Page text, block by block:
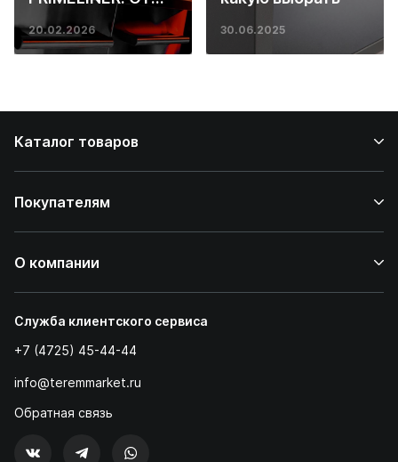
основ инженерии
до ресторанных
20.02.2026 30.06.2025
Каталог товаров
Покупателям
О компании
Служба клиентского сервиса
+7 (4725) 45-44-44
info@teremmarket.ru
Обратная связь